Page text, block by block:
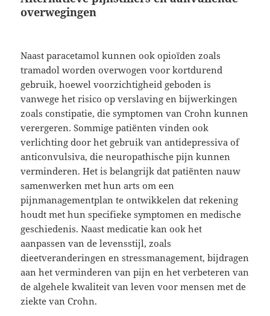
overwegingen
Naast paracetamol kunnen ook opioïden zoals
tramadol worden overwogen voor kortdurend
gebruik, hoewel voorzichtigheid geboden is
vanwege het risico op verslaving en bijwerkingen
zoals constipatie, die symptomen van Crohn kunnen
verergeren. Sommige patiënten vinden ook
verlichting door het gebruik van antidepressiva of
anticonvulsiva, die neuropathische pijn kunnen
verminderen. Het is belangrijk dat patiënten nauw
samenwerken met hun arts om een
pijnmanagementplan te ontwikkelen dat rekening
houdt met hun specifieke symptomen en medische
geschiedenis. Naast medicatie kan ook het
aanpassen van de levensstijl, zoals
dieetveranderingen en stressmanagement, bijdragen
aan het verminderen van pijn en het verbeteren van
de algehele kwaliteit van leven voor mensen met de
ziekte van Crohn.